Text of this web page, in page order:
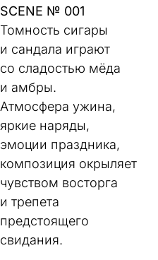
SCENE № 001
Томность сигары
и сандала играют
со сладостью мёда
и амбры.
Атмосфера ужина,
яркие наряды,
эмоции праздника,
композиция окрыляет
чувством восторга
и трепета
предстоящего
свидания.